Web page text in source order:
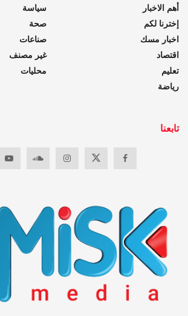
أهم الاخبار
إخترنا لكم
اخبار مسك
اقتصاد
تعليم
رياضة
سياسة
صحة
صناعات
غير مصنف
محليات
تابعنا